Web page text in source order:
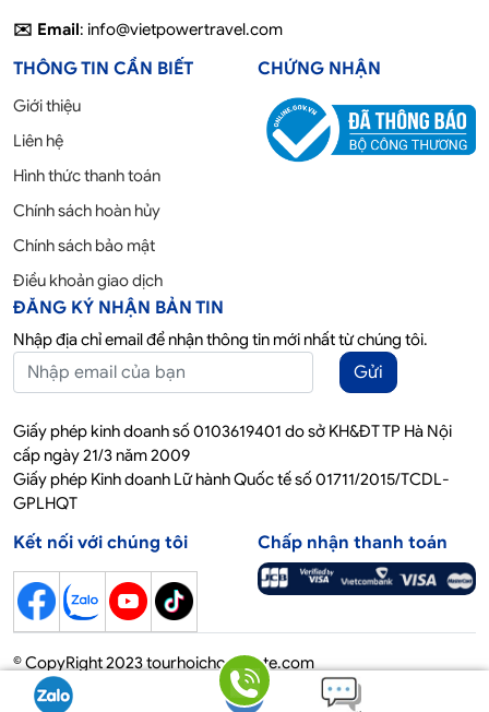
✉️ Email: info@vietpowertravel.com
THÔNG TIN CẦN BIẾT
Giới thiệu
Liên hệ
Hình thức thanh toán
Chính sách hoàn hủy
Chính sách bảo mật
Điều khoản giao dịch
CHỨNG NHẬN
ĐĂNG KÝ NHẬN BẢN TIN
Nhập địa chỉ email để nhận thông tin mới nhất từ chúng tôi.
Gửi
Giấy phép kinh doanh số 0103619401 do sở KH&ĐT TP Hà Nội
cấp ngày 21/3 năm 2009
Giấy phép Kinh doanh Lữ hành Quốc tế số 01711/2015/TCDL-
GPLHQT
Kết nối với chúng tôi Chấp nhận thanh toán
© CopyRight 2023 tourhoichoquocte.com